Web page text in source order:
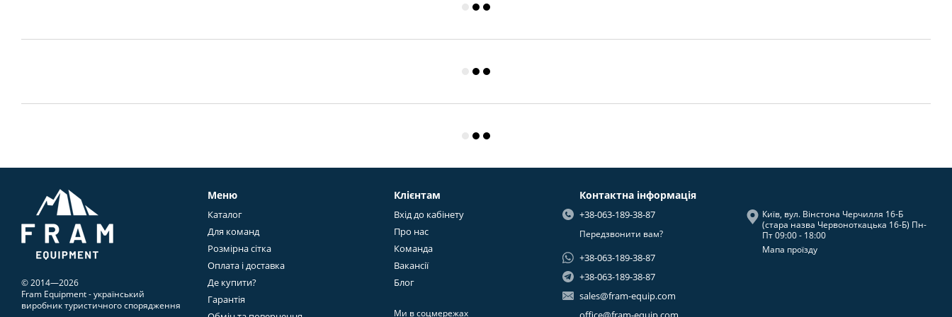
© 2014—2026
Fram Equipment - український
виробник туристичного спорядження
Меню
Каталог
Для команд
Розмірна сітка
Оплата і доставка
Де купити?
Гарантія
Клієнтам
Вхід до кабінету
Про нас
Команда
Вакансії
Блог
Ми в соцмережах
Контактна інформація
+38-063-189-38-87
Передзвонити вам?
+38-063-189-38-87
+38-063-189-38-87
sales@fram-equip.com
Київ, вул. Вінстона Черчилля 16-Б
(стара назва Червоноткацька 16-Б) Пн-
Пт 09:00 - 18:00
Мапа проїзду